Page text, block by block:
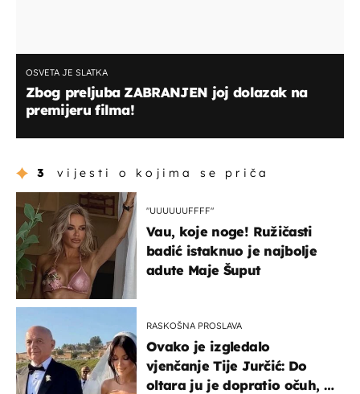
OSVETA JE SLATKA
Zbog preljuba ZABRANJEN joj dolazak na
premijeru filma!
3 vijesti o kojima se priča
"UUUUUUFFFF"
Vau, koje noge! Ružičasti
badić istaknuo je najbolje
adute Maje Šuput
RASKOŠNA PROSLAVA
Ovako je izgledalo
vjenčanje Tije Jurčić: Do
oltara ju je dopratio očuh, a